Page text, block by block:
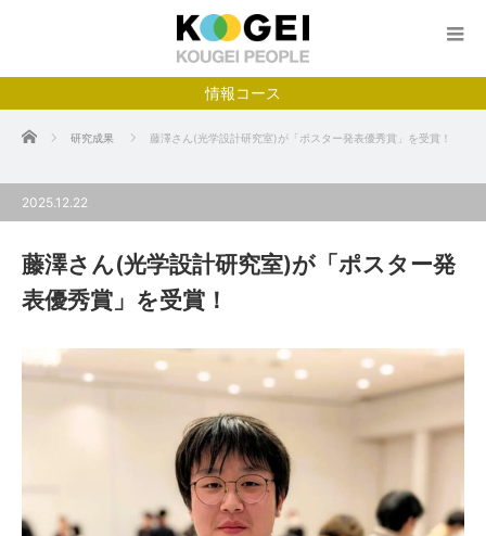
情報コース
ホーム 研究成果 藤澤さん(光学設計研究室)が「ポスター発表優秀賞」を受賞！
2025.12.22
藤澤さん(光学設計研究室)が「ポスター発
表優秀賞」を受賞！